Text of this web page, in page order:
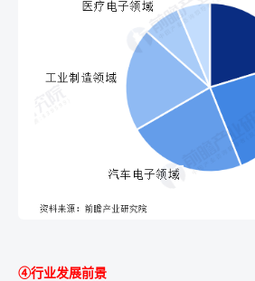
④行业发展前景